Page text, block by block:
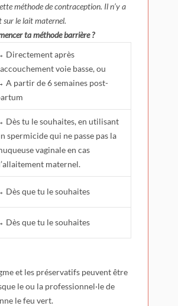
méthode de contraception. Il n’y a
sur le lait maternel.
ta méthode barrière ?
Directement après
voie basse, ou
A partir de 6 semaines post-
Dès tu le souhaites, en utilisant
spermicide qui ne passe pas la
vaginale en cas
maternel.
Dès que tu le souhaites
Dès que tu le souhaites
et les préservatifs peuvent être
le ou la professionnel·le de
le feu vert.